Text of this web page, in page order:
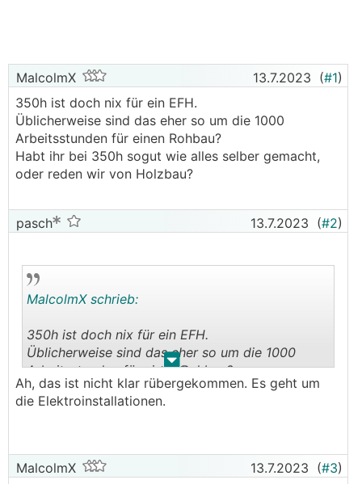
MalcolmX 13.7.2023 (#1)
350h ist doch nix für ein EFH.
Üblicherweise sind das eher so um die 1000
Arbeitsstunden für einen Rohbau?
Habt ihr bei 350h sogut wie alles selber gemacht,
oder reden wir von Holzbau?
pasch 13.7.2023 (#2)
. .
MalcolmX schrieb:
350h ist doch nix für ein EFH.
Üblicherweise sind das eher so um die 1000
Arbeitsstunden für einen Rohbau?
Habt ihr bei 350h sogut wie alles selber
gemacht, oder reden wir von Holzbau?
Ah, das ist nicht klar rübergekommen. Es geht um
die Elektroinstallationen.
MalcolmX 13.7.2023 (#3)